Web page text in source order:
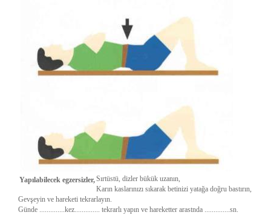
Yapılabilecek egzersizler,Sırtüstü, dizler bükük uzanın,
Karın kaslarınızı sıkarak betinizi yatağa doğru bastırın,
Gevşeyin ve hareketi tekrarlayın.
Günde ..............kez.............. tekrarlı yapın ve hareketter arastnda ..............sn.